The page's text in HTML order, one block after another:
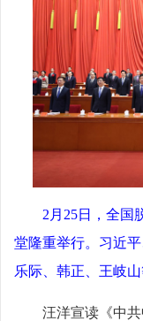
2月25日，全国
堂隆重举行。习近
乐际、韩正、王岐
汪洋宣读《中